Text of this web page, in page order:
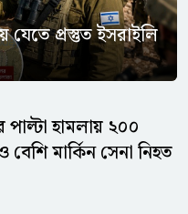
যেতে প্রস্তুত ইসরাইলি
পাল্টা হামলায় ২০০
মার্কিন সেনা নিহত